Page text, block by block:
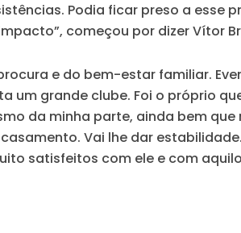
Podia ficar preso a esse
começou por dizer Vítor
e do bem-estar familiar.
um grande clube. Foi o próprio
da minha parte, ainda bem
Vai lhe dar
satisfeitos com ele e com